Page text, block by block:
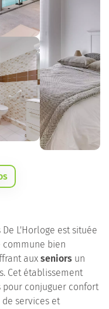
De L'Horloge est située
commune bien
aux seniors un
Cet établissement
pour conjuguer confort
services et